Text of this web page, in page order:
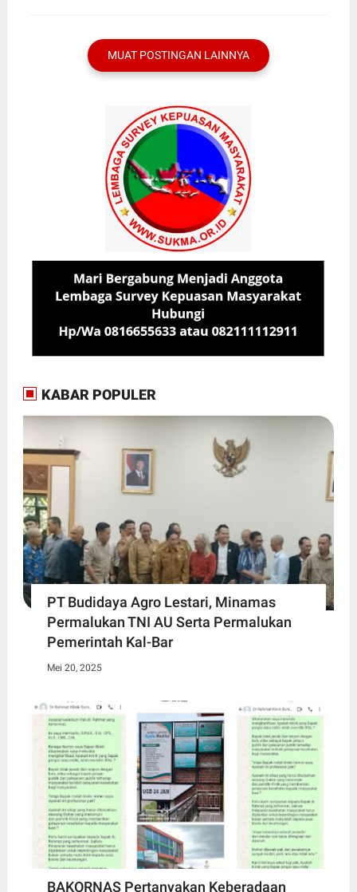
MUAT POSTINGAN LAINNYA
KABAR POPULER
PT Budidaya Agro Lestari, Minamas
Permalukan TNI AU Serta Permalukan
Pemerintah Kal-Bar
Mei 20, 2025
BAKORNAS Pertanyakan Keberadaan